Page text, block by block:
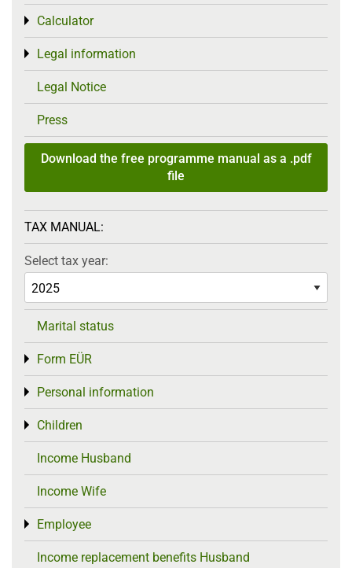
Calculator
Toggle menu
Legal information
Toggle menu
Legal Notice
Press
Download the free programme manual as a .pdf
file
TAX MANUAL:
Select tax year:
Marital status
Form EÜR
Toggle menu
Personal information
Toggle menu
Children
Toggle menu
Income Husband
Income Wife
Employee
Toggle menu
Income replacement benefits Husband